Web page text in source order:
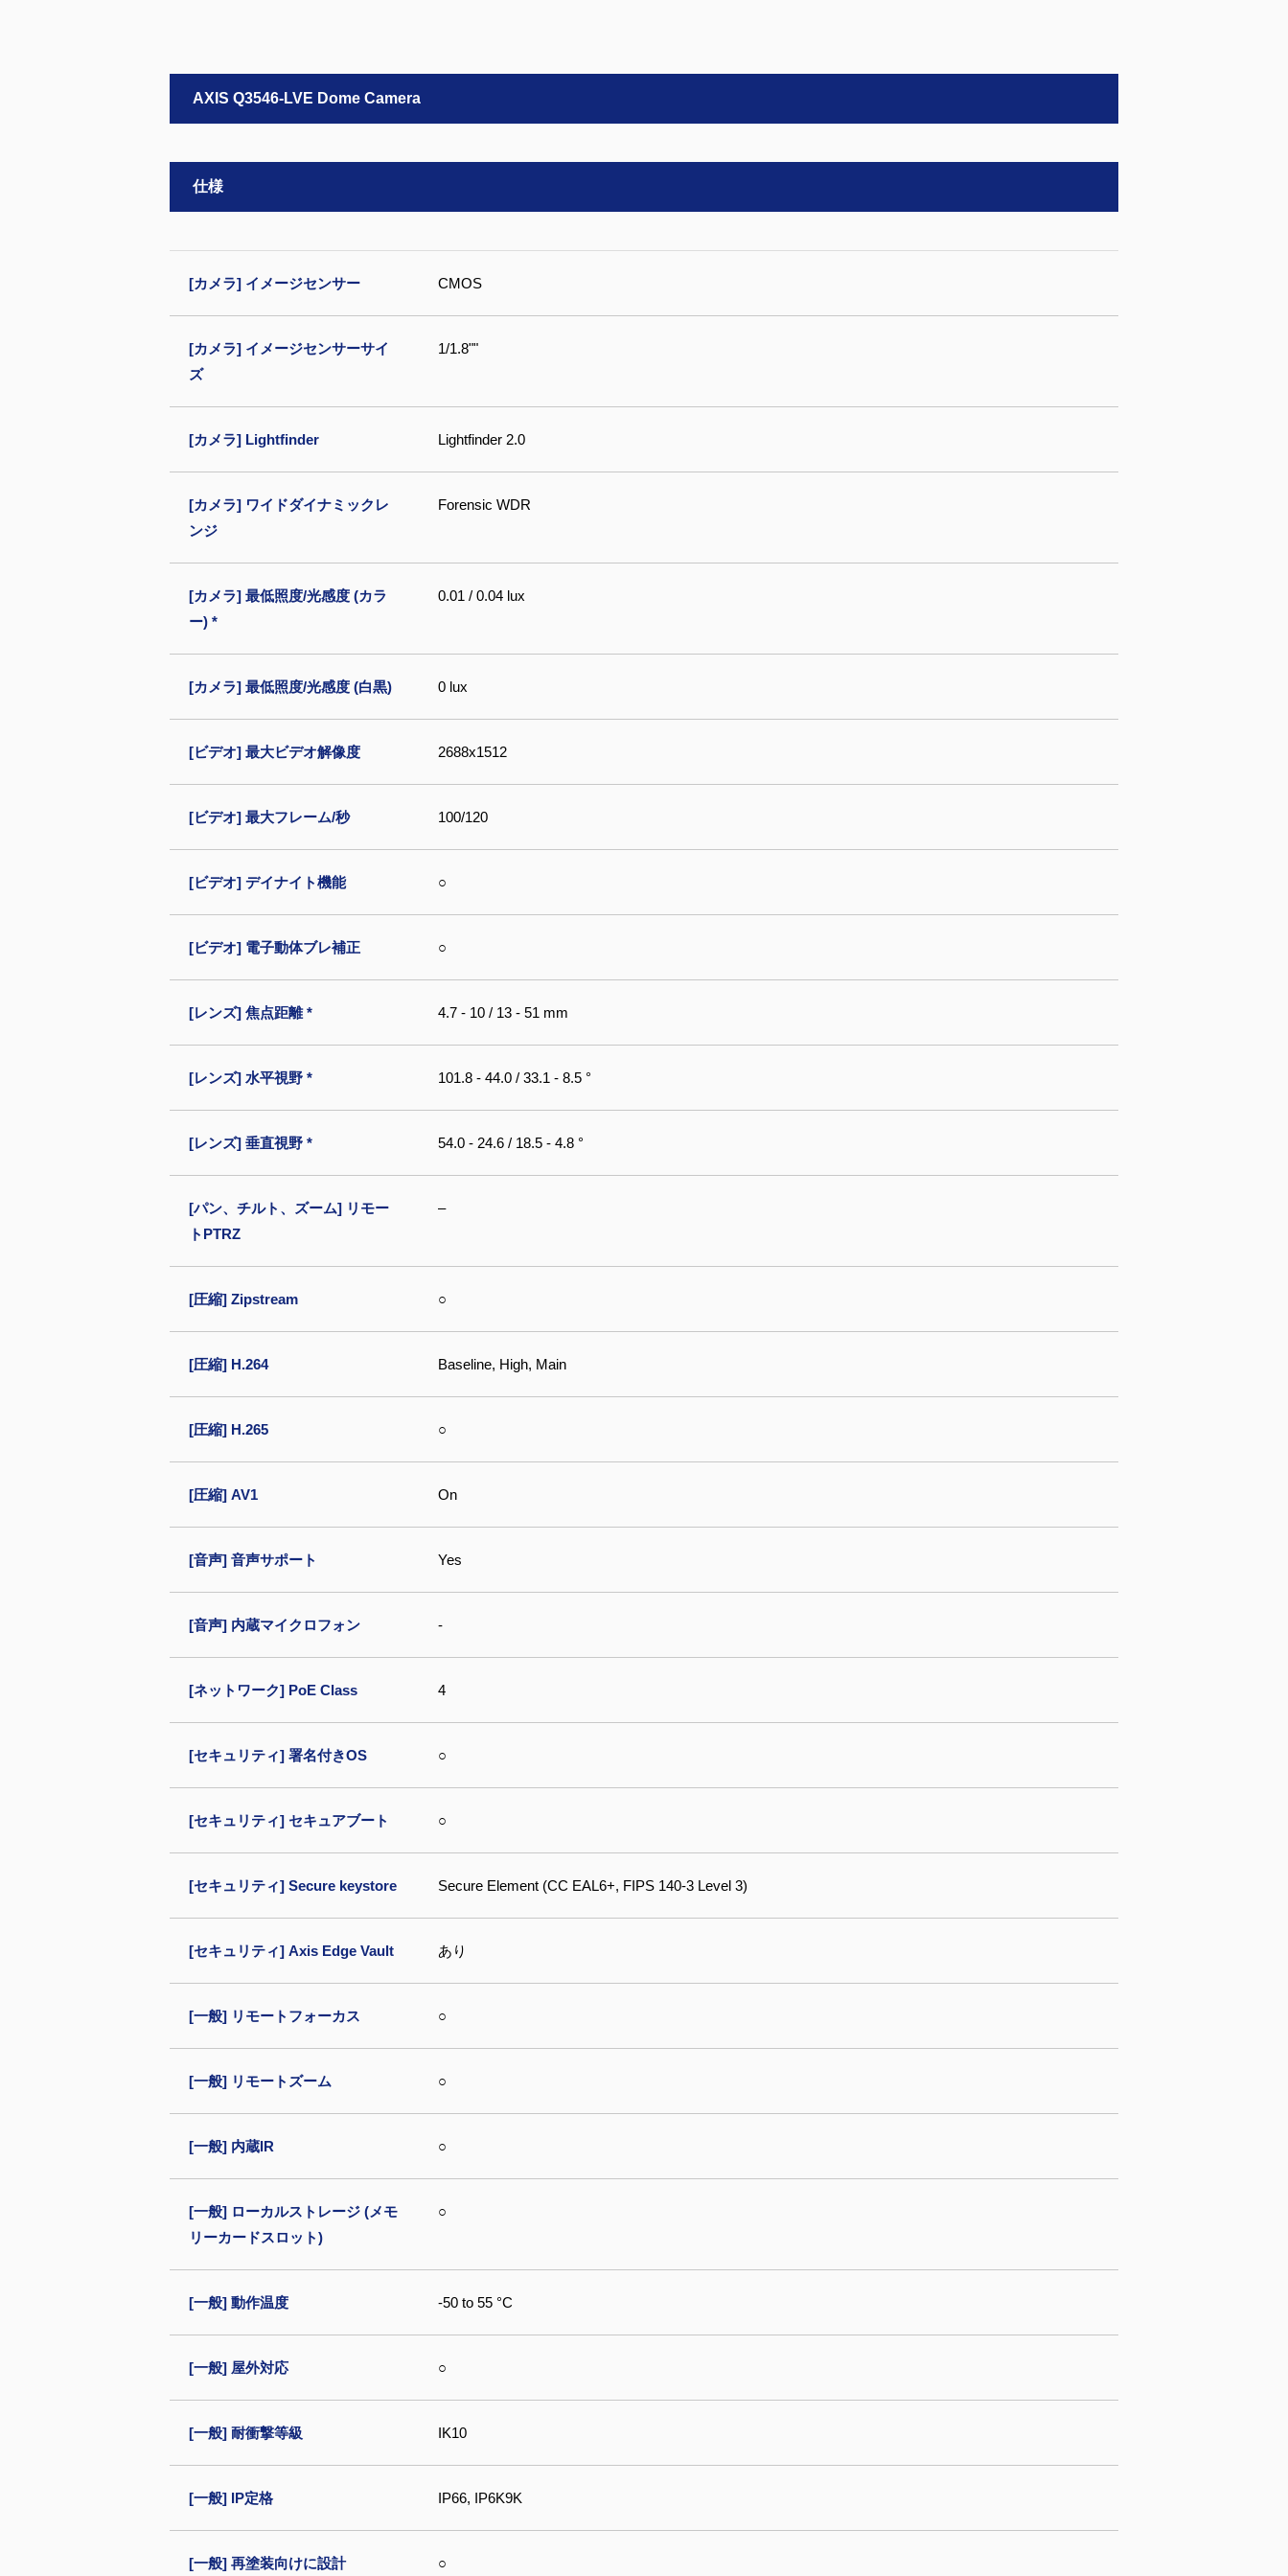
AXIS Q3546-LVE Dome Camera
仕様
[カメラ] イメージセンサー CMOS
[カメラ] イメージセンサーサイ
ズ
1/1.8""
[カメラ] Lightfinder Lightfinder 2.0
[カメラ] ワイドダイナミックレ
ンジ
Forensic WDR
[カメラ] 最低照度/光感度 (カラ
ー) *
0.01 / 0.04 lux
[カメラ] 最低照度/光感度 (白黒) 0 lux
[ビデオ] 最大ビデオ解像度 2688x1512
[ビデオ] 最大フレーム/秒 100/120
[ビデオ] デイナイト機能 ○
[ビデオ] 電子動体ブレ補正 ○
[レンズ] 焦点距離 * 4.7 - 10 / 13 - 51 mm
[レンズ] 水平視野 * 101.8 - 44.0 / 33.1 - 8.5 °
[レンズ] 垂直視野 * 54.0 - 24.6 / 18.5 - 4.8 °
[パン、チルト、ズーム] リモー
トPTRZ
–
[圧縮] Zipstream ○
[圧縮] H.264 Baseline, High, Main
[圧縮] H.265 ○
[圧縮] AV1 On
[音声] 音声サポート Yes
[音声] 内蔵マイクロフォン -
[ネットワーク] PoE Class 4
[セキュリティ] 署名付きOS ○
[セキュリティ] セキュアブート ○
[セキュリティ] Secure keystore Secure Element (CC EAL6+, FIPS 140-3 Level 3)
[セキュリティ] Axis Edge Vault あり
[一般] リモートフォーカス ○
[一般] リモートズーム ○
[一般] 内蔵IR ○
[一般] ローカルストレージ (メモ
リーカードスロット)
○
[一般] 動作温度 -50 to 55 °C
[一般] 屋外対応 ○
[一般] 耐衝撃等級 IK10
[一般] IP定格 IP66, IP6K9K
[一般] 再塗装向けに設計 ○